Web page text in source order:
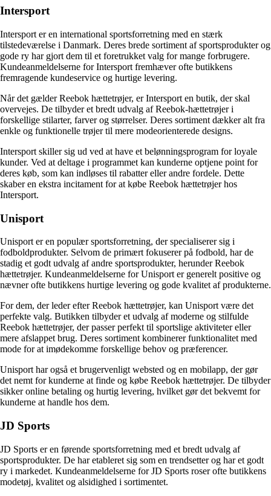
Intersport
Intersport er en international sportsforretning med en stærk
tilstedeværelse i Danmark. Deres brede sortiment af sportsprodukter og
gode ry har gjort dem til et foretrukket valg for mange forbrugere.
Kundeanmeldelserne for Intersport fremhæver ofte butikkens
fremragende kundeservice og hurtige levering.
Når det gælder Reebok hættetrøjer, er Intersport en butik, der skal
overvejes. De tilbyder et bredt udvalg af Reebok-hættetrøjer i
forskellige stilarter, farver og størrelser. Deres sortiment dækker alt fra
enkle og funktionelle trøjer til mere modeorienterede designs.
Intersport skiller sig ud ved at have et belønningsprogram for loyale
kunder. Ved at deltage i programmet kan kunderne optjene point for
deres køb, som kan indløses til rabatter eller andre fordele. Dette
skaber en ekstra incitament for at købe Reebok hættetrøjer hos
Intersport.
Unisport
Unisport er en populær sportsforretning, der specialiserer sig i
fodboldprodukter. Selvom de primært fokuserer på fodbold, har de
stadig et godt udvalg af andre sportsprodukter, herunder Reebok
hættetrøjer. Kundeanmeldelserne for Unisport er generelt positive og
nævner ofte butikkens hurtige levering og gode kvalitet af produkterne.
For dem, der leder efter Reebok hættetrøjer, kan Unisport være det
perfekte valg. Butikken tilbyder et udvalg af moderne og stilfulde
Reebok hættetrøjer, der passer perfekt til sportslige aktiviteter eller
mere afslappet brug. Deres sortiment kombinerer funktionalitet med
mode for at imødekomme forskellige behov og præferencer.
Unisport har også et brugervenligt websted og en mobilapp, der gør
det nemt for kunderne at finde og købe Reebok hættetrøjer. De tilbyder
sikker online betaling og hurtig levering, hvilket gør det bekvemt for
kunderne at handle hos dem.
JD Sports
JD Sports er en førende sportsforretning med et bredt udvalg af
sportsprodukter. De har etableret sig som en trendsetter og har et godt
ry i markedet. Kundeanmeldelserne for JD Sports roser ofte butikkens
modetøj, kvalitet og alsidighed i sortimentet.